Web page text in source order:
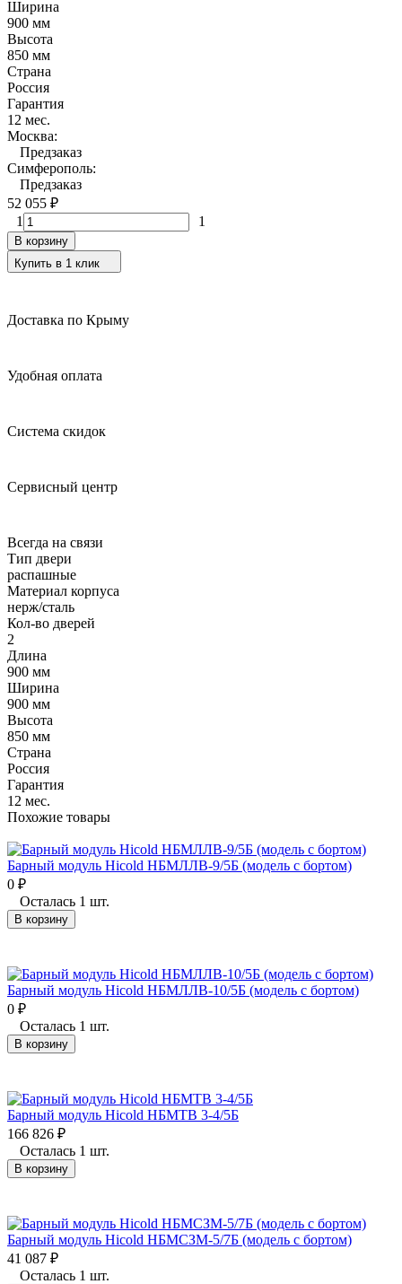
Ширина
900 мм
Высота
850 мм
Страна
Россия
Гарантия
12 мес.
Москва:
Предзаказ
Симферополь:
Предзаказ
52 055 ₽
1
1
В корзину
Купить в 1 клик
Доставка по Крыму
Удобная оплата
Система скидок
Сервисный центр
Всегда на связи
Тип двери
распашные
Материал корпуса
нерж/сталь
Кол-во дверей
2
Длина
900 мм
Ширина
900 мм
Высота
850 мм
Страна
Россия
Гарантия
12 мес.
Похожие товары
Барный модуль Hicold НБМЛЛВ-9/5Б (модель с бортом)
0 ₽
Осталась 1 шт.
В корзину
Барный модуль Hicold НБМЛЛВ-10/5Б (модель с бортом)
0 ₽
Осталась 1 шт.
В корзину
Барный модуль Hicold НБМТВ 3-4/5Б
166 826 ₽
Осталась 1 шт.
В корзину
Барный модуль Hicold НБМСЗМ-5/7Б (модель с бортом)
41 087 ₽
Осталась 1 шт.